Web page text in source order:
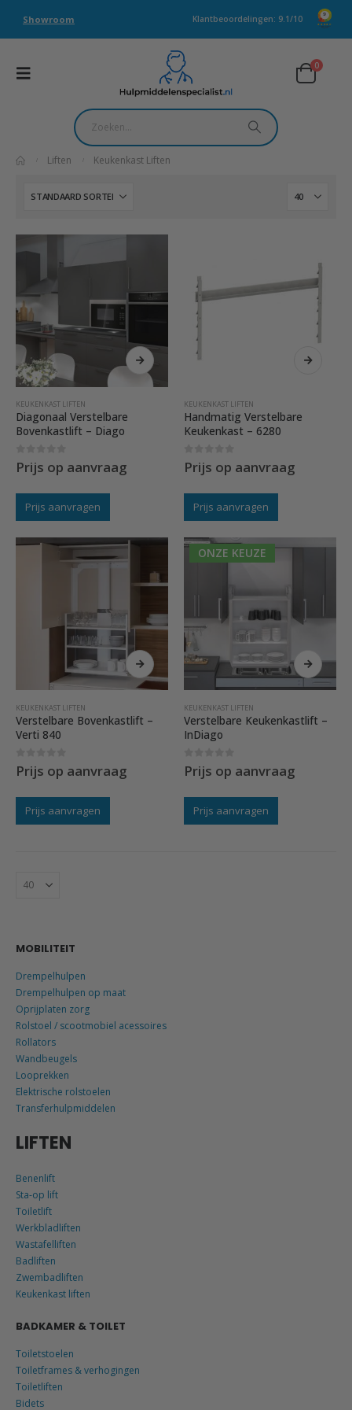
Showroom Klantbeoordelingen: 9.1/10
0
Liften Keukenkast Liften
KEUKENKAST LIFTEN
Diagonaal Verstelbare
Bovenkastlift – Diago
0out of 5
Prijs op aanvraag
Prijs aanvragen
KEUKENKAST LIFTEN
Handmatig Verstelbare
Keukenkast – 6280
0out of 5
Prijs op aanvraag
Prijs aanvragen
KEUKENKAST LIFTEN
Verstelbare Bovenkastlift –
Verti 840
0out of 5
Prijs op aanvraag
Prijs aanvragen
ONZE KEUZE
KEUKENKAST LIFTEN
Verstelbare Keukenkastlift –
InDiago
0out of 5
Prijs op aanvraag
Prijs aanvragen
MOBILITEIT
Drempelhulpen
Drempelhulpen op maat
Oprijplaten zorg
Rolstoel / scootmobiel acessoires
Rollators
Wandbeugels
Looprekken
Elektrische rolstoelen
Transferhulpmiddelen
LIFTEN
Benenlift
Sta-op lift
Toiletlift
Werkbladliften
Wastafelliften
Badliften
Zwembadliften
Keukenkast liften
BADKAMER & TOILET
Toiletstoelen
Toiletframes & verhogingen
Toiletliften
Bidets